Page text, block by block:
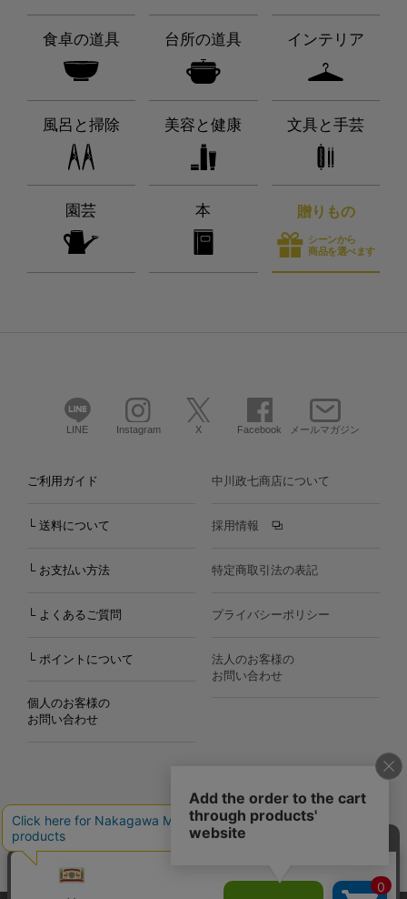
食卓の道具 台所の道具 インテリア
風呂と掃除 美容と健康 文具と手芸
園芸 本 贈りもの
シーンから
商品を選べます
LINE Instagram X Facebook メールマガジン
ご利用ガイド
└ 送料について
└ お支払い方法
└ よくあるご質問
└ ポイントについて
個人のお客様の
お問い合わせ
中川政七商店について
採用情報
特定商取引法の表記
プライバシーポリシー
法人のお客様の
お問い合わせ
Copyright©2000
Nakagawa Masashichi Shoten All Rights Reserved.